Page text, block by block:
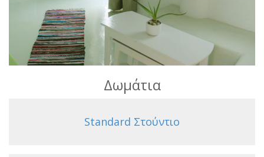
Δωμάτια
Standard Στούντιο